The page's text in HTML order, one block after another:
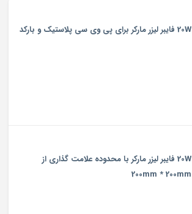
20W فایبر لیزر مارکر برای پی وی سی پلاستیک و بارکد
20W فایبر لیزر مارکر با محدوده علامت گذاری از
200mm * 200mm